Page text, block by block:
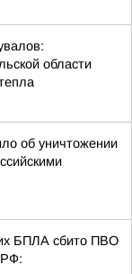
области
об уничтожении
БПЛА сбито ПВО
РФ: